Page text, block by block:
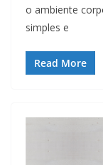
o ambiente
simples e
Read More